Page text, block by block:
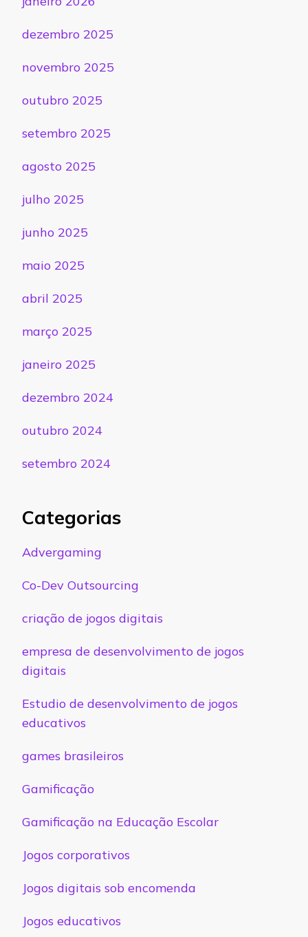
dezembro 2025
novembro 2025
outubro 2025
setembro 2025
agosto 2025
julho 2025
junho 2025
maio 2025
abril 2025
março 2025
janeiro 2025
dezembro 2024
outubro 2024
setembro 2024
Categorias
Advergaming
Co-Dev Outsourcing
criação de jogos digitais
empresa de desenvolvimento de jogos
digitais
Estudio de desenvolvimento de jogos
educativos
games brasileiros
Gamificação
Gamificação na Educação Escolar
Jogos corporativos
Jogos digitais sob encomenda
Jogos educativos